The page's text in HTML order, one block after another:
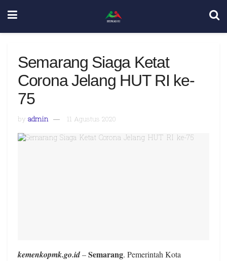
Semarang Siaga Ketat
Corona Jelang HUT RI ke-
75
by admin 11 Agustus 2020
kemenkopmk.go.id–Semarang. Pemerintah Kota